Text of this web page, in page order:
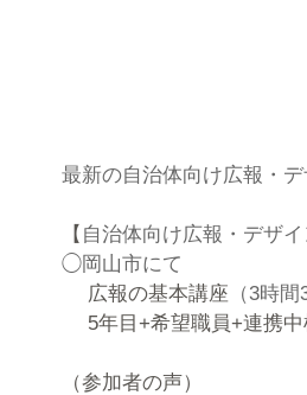
最新の自治体向け広報・
【 自治体向け広報・デザイ
◯岡山市にて
広報の基本講座 （3時
5年目+希望職員+連携中
（参加者の声）